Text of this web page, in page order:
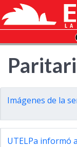
Imágenes de la
UTELPa informó